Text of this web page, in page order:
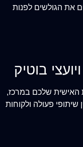
את הגולשים לפנות
בוטיק
האישית שלכם במרכז,
שיתופי פעולה ולקוחות